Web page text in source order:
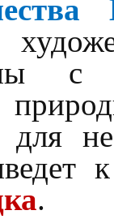
для
.